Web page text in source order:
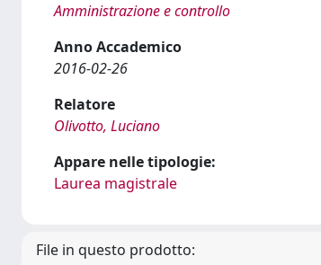
Amministrazione e controllo
Anno Accademico
2016-02-26
Relatore
Olivotto, Luciano
Appare nelle tipologie:
Laurea magistrale
File in questo prodotto: